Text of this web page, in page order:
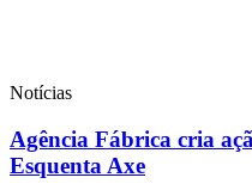
Notícias
Agência Fábrica cria
Esquenta Axe